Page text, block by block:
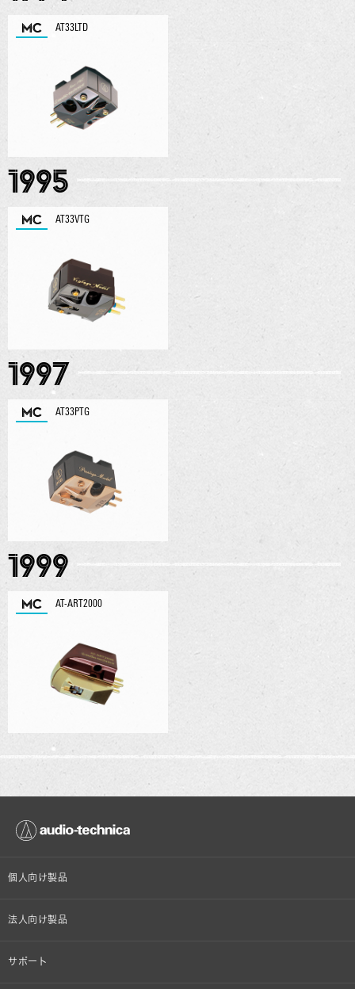
MC AT33LTD
1995
MC AT33VTG
1997
MC AT33PTG
1999
MC AT-ART2000
個人向け製品
オンラインストア限定
法人向け製品
設備音響機器
サポート